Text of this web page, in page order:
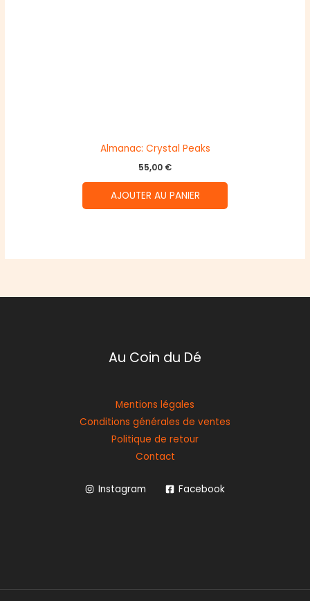
Almanac: Crystal Peaks
55,00 €
AJOUTER AU PANIER
Au Coin du Dé
Mentions légales
Conditions générales de ventes
Politique de retour
Contact
Instagram Facebook